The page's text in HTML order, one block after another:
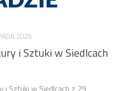
2025
i Sztuki w Siedlcach
i Sztuki w Siedlcach z 29